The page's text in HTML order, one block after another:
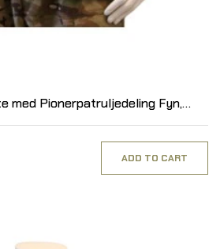
med Pionerpatruljedeling Fyn,
ADD TO CART